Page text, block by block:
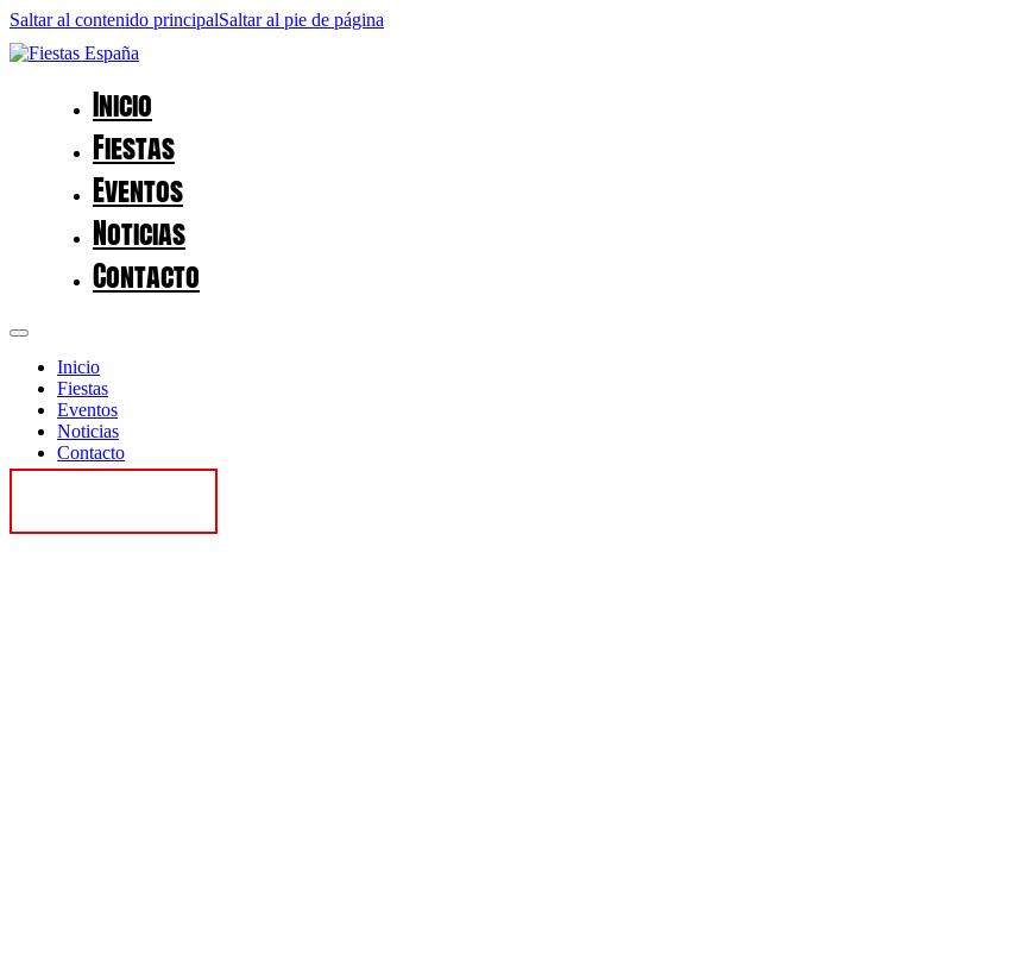
Saltar al contenido principalSaltar al pie de página
Inicio
Fiestas
Eventos
Noticias
Contacto
Inicio
Fiestas
Eventos
Noticias
Contacto